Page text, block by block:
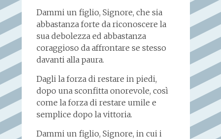
Dammi un figlio, Signore, che sia
abbastanza forte da riconoscere la
sua debolezza ed abbastanza
coraggioso da affrontare se stesso
davanti alla paura.
Dagli la forza di restare in piedi,
dopo una sconfitta onorevole, così
come la forza di restare umile e
semplice dopo la vittoria.
Dammi un figlio, Signore, in cui i